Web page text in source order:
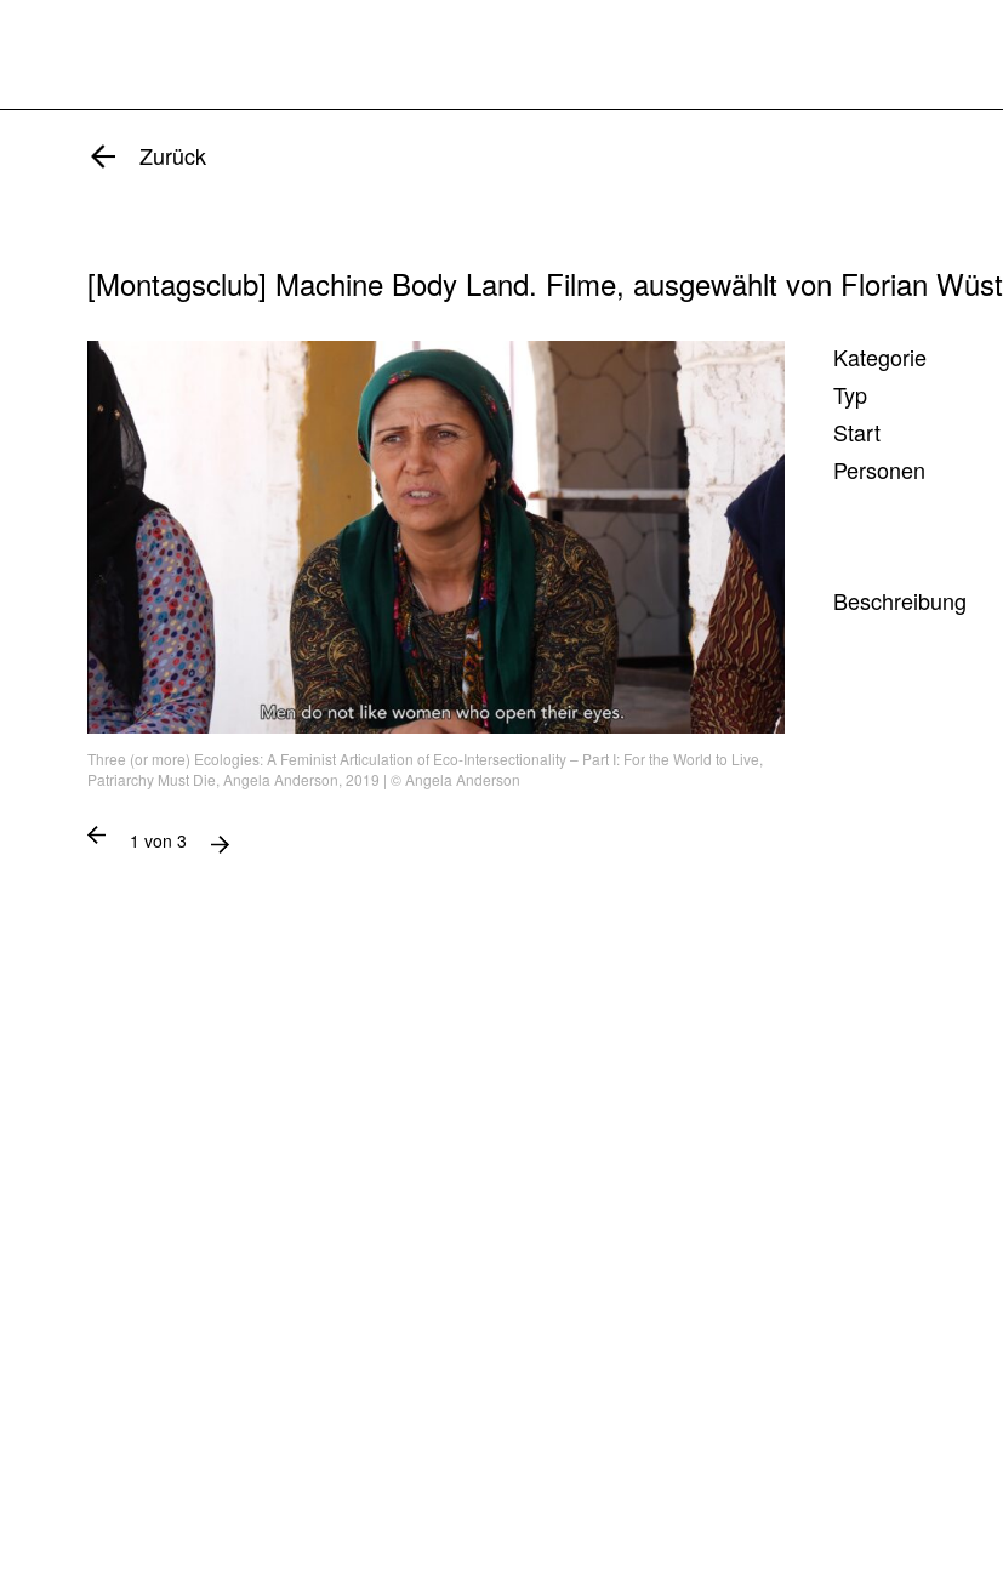
Zurück
[Montagsclub] Machine Body Land. Filme, ausgewählt von Florian Wüst
Three (or more) Ecologies: A Feminist Articulation of Eco-Intersectionality – Part I: For the World to Live,
Patriarchy Must Die, Angela Anderson, 2019 | © Angela Anderson
1 von 3
Kategorie
Typ
Start
Personen
Beschreibung